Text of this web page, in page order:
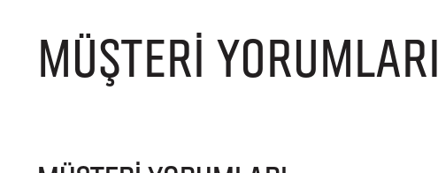
MÜŞTERI YORUMLARI